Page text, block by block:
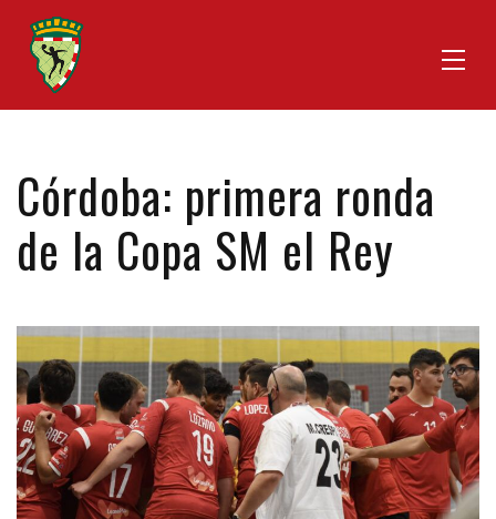
Córdoba: primera ronda
de la Copa SM el Rey